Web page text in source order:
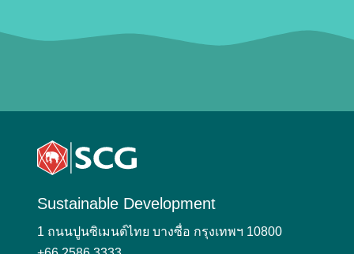
Sustainable Development
1 ถนนปูนซิเมนต์ไทย บางซื่อ กรุงเทพฯ 10800